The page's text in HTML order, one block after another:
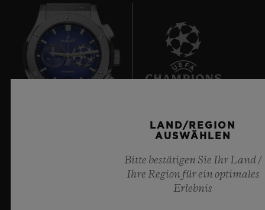
8
Offizieller Zeitnehmer der UEFA Champions League
LAND/REGION
AUSWÄHLEN
Bitte bestätigen Sie Ihr Land /
Ihre Region für ein optimales
Erlebnis